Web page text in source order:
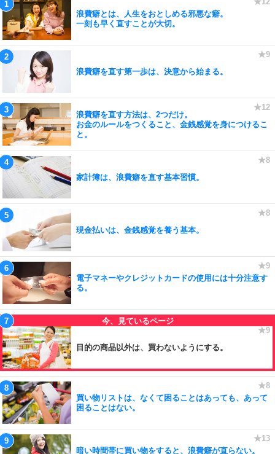
浪費癖とは、人生をおとしめる邪悪な癖。
一刻も早く直すことが大切。
浪費癖を直す第一歩は、決意から始まる。
浪費癖を直す方法は、2つだけ。
お金のルールをつくること、金銭感覚を身につけるこ
と。
家計簿は、浪費癖を直す基本習慣。
現金払いは、金銭感覚を養う基本。
電子マネーやクレジットカードの使用には十分注意す
る。
目的の商品以外は、買わないようにする。
買い物リストは、なくて困ることはあっても、あって
困ることはない。
暗い時間帯に買い物をすると、浪費癖が直らない。